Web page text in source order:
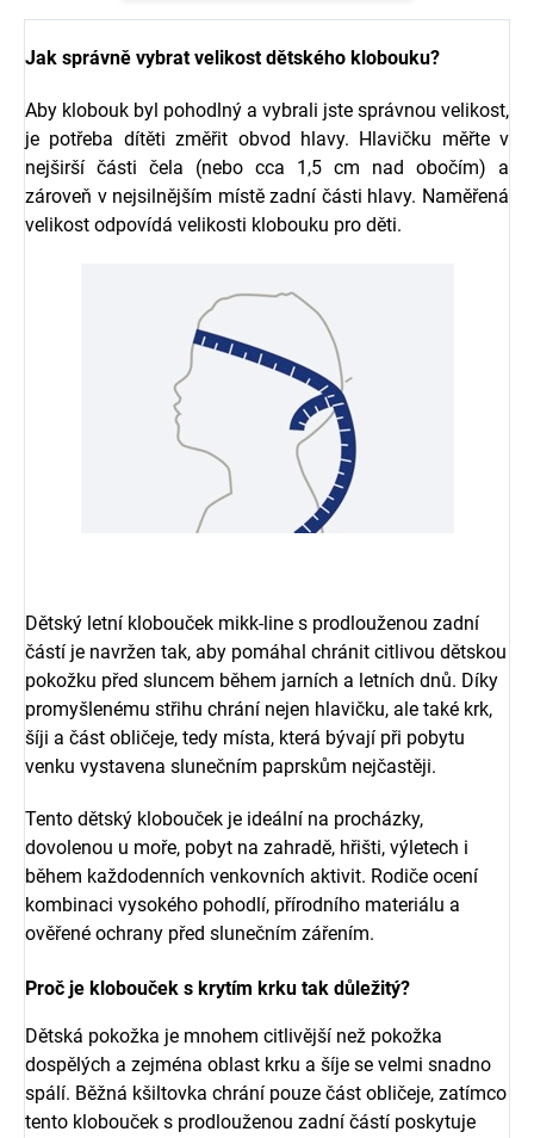
Jak správně vybrat velikost dětského klobouku?
Aby klobouk byl pohodlný a vybrali jste správnou velikost,
je potřeba dítěti změřit obvod hlavy. Hlavičku měřte v
nejširší části čela (nebo cca 1,5 cm nad obočím) a
zároveň v nejsilnějším místě zadní části hlavy. Naměřená
velikost odpovídá velikosti klobouku pro děti.
Dětský letní klobouček mikk-line s prodlouženou zadní
částí je navržen tak, aby pomáhal chránit citlivou dětskou
pokožku před sluncem během jarních a letních dnů. Díky
promyšlenému střihu chrání nejen hlavičku, ale také krk,
šíji a část obličeje, tedy místa, která bývají při pobytu
venku vystavena slunečním paprskům nejčastěji.
Tento dětský klobouček je ideální na procházky,
dovolenou u moře, pobyt na zahradě, hřišti, výletech i
během každodenních venkovních aktivit. Rodiče ocení
kombinaci vysokého pohodlí, přírodního materiálu a
ověřené ochrany před slunečním zářením.
Proč je klobouček s krytím krku tak důležitý?
Dětská pokožka je mnohem citlivější než pokožka
dospělých a zejména oblast krku a šíje se velmi snadno
spálí. Běžná kšiltovka chrání pouze část obličeje, zatímco
tento klobouček s prodlouženou zadní částí poskytuje